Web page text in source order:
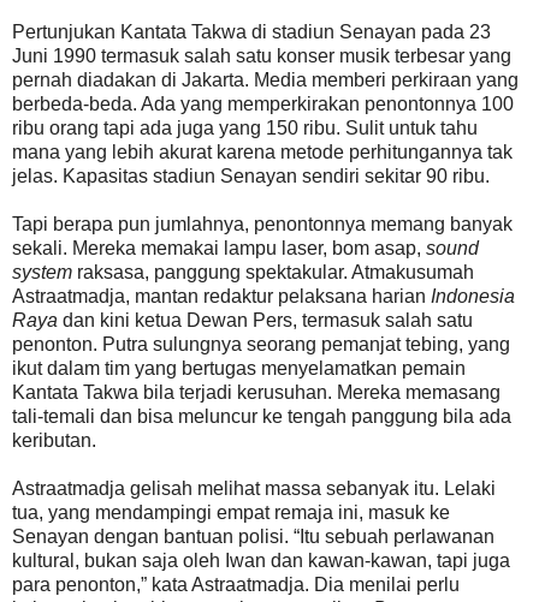
Pertunjukan Kantata Takwa di stadiun Senayan pada 23
Juni 1990 termasuk salah satu konser musik terbesar yang
pernah diadakan di Jakarta. Media memberi perkiraan yang
berbeda-beda. Ada yang memperkirakan penontonnya 100
ribu orang tapi ada juga yang 150 ribu. Sulit untuk tahu
mana yang lebih akurat karena metode perhitungannya tak
jelas. Kapasitas stadiun Senayan sendiri sekitar 90 ribu.
Tapi berapa pun jumlahnya, penontonnya memang banyak
sekali. Mereka memakai lampu laser, bom asap, sound
system raksasa, panggung spektakular. Atmakusumah
Astraatmadja, mantan redaktur pelaksana harian Indonesia
Raya dan kini ketua Dewan Pers, termasuk salah satu
penonton. Putra sulungnya seorang pemanjat tebing, yang
ikut dalam tim yang bertugas menyelamatkan pemain
Kantata Takwa bila terjadi kerusuhan. Mereka memasang
tali-temali dan bisa meluncur ke tengah panggung bila ada
keributan.
Astraatmadja gelisah melihat massa sebanyak itu. Lelaki
tua, yang mendampingi empat remaja ini, masuk ke
Senayan dengan bantuan polisi. “Itu sebuah perlawanan
kultural, bukan saja oleh Iwan dan kawan-kawan, tapi juga
para penonton,” kata Astraatmadja. Dia menilai perlu